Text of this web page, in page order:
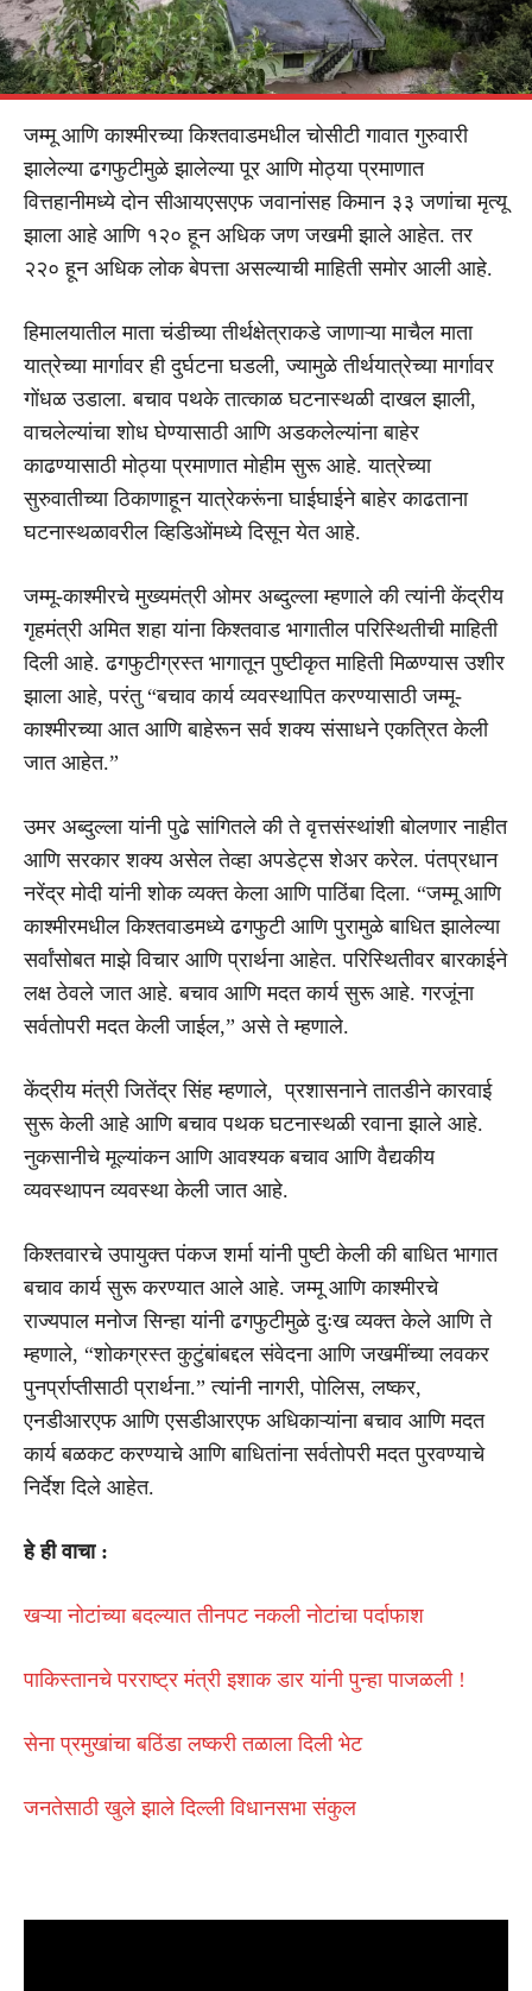
जम्मू आणि काश्मीरच्या किश्तवाडमधील चोसीटी गावात गुरुवारी
झालेल्या ढगफुटीमुळे झालेल्या पूर आणि मोठ्या प्रमाणात
वित्तहानीमध्ये दोन सीआयएसएफ जवानांसह किमान ३३ जणांचा मृत्यू
झाला आहे आणि १२० हून अधिक जण जखमी झाले आहेत. तर
२२० हून अधिक लोक बेपत्ता असल्याची माहिती समोर आली आहे.
हिमालयातील माता चंडीच्या तीर्थक्षेत्राकडे जाणाऱ्या माचैल माता
यात्रेच्या मार्गावर ही दुर्घटना घडली, ज्यामुळे तीर्थयात्रेच्या मार्गावर
गोंधळ उडाला.बचाव पथके तात्काळ घटनास्थळी दाखल झाली,
वाचलेल्यांचा शोध घेण्यासाठी आणि अडकलेल्यांना बाहेर
काढण्यासाठी मोठ्या प्रमाणात मोहीम सुरू आहे.यात्रेच्या
सुरुवातीच्या ठिकाणाहून यात्रेकरूंना घाईघाईने बाहेर काढताना
घटनास्थळावरील व्हिडिओंमध्ये दिसून येत आहे.
जम्मू-काश्मीरचे मुख्यमंत्री ओमर अब्दुल्ला म्हणाले की त्यांनी केंद्रीय
गृहमंत्री अमित शहा यांना किश्तवाड भागातील परिस्थितीची माहिती
दिली आहे. ढगफुटीग्रस्त भागातून पुष्टीकृत माहिती मिळण्यास उशीर
झाला आहे, परंतु “बचाव कार्य व्यवस्थापित करण्यासाठी जम्मू-
काश्मीरच्या आत आणि बाहेरून सर्व शक्य संसाधने एकत्रित केली
जात आहेत.”
उमर अब्दुल्ला यांनी पुढे सांगितले की ते वृत्तसंस्थांशी बोलणार नाहीत
आणि सरकार शक्य असेल तेव्हा अपडेट्स शेअर करेल.पंतप्रधान
नरेंद्र मोदी यांनी शोक व्यक्त केला आणि पाठिंबा दिला. “जम्मू आणि
काश्मीरमधील किश्तवाडमध्ये ढगफुटी आणि पुरामुळे बाधित झालेल्या
सर्वांसोबत माझे विचार आणि प्रार्थना आहेत. परिस्थितीवर बारकाईने
लक्ष ठेवले जात आहे. बचाव आणि मदत कार्य सुरू आहे. गरजूंना
सर्वतोपरी मदत केली जाईल,” असे ते म्हणाले.
केंद्रीय मंत्री जितेंद्र सिंह म्हणाले, प्रशासनाने तातडीने कारवाई
सुरू केली आहे आणि बचाव पथक घटनास्थळी रवाना झाले आहे.
नुकसानीचे मूल्यांकन आणि आवश्यक बचाव आणि वैद्यकीय
व्यवस्थापन व्यवस्था केली जात आहे.
किश्तवारचे उपायुक्त पंकज शर्मा यांनी पुष्टी केली की बाधित भागात
बचाव कार्य सुरू करण्यात आले आहे.जम्मू आणि काश्मीरचे
राज्यपाल मनोज सिन्हा यांनी ढगफुटीमुळे दुःख व्यक्त केले आणि ते
म्हणाले, “शोकग्रस्त कुटुंबांबद्दल संवेदना आणि जखमींच्या लवकर
पुनर्प्राप्तीसाठी प्रार्थना.” त्यांनी नागरी, पोलिस, लष्कर,
एनडीआरएफ आणि एसडीआरएफ अधिकाऱ्यांना बचाव आणि मदत
कार्य बळकट करण्याचे आणि बाधितांना सर्वतोपरी मदत पुरवण्याचे
निर्देश दिले आहेत.
हे ही वाचा :
खऱ्या नोटांच्या बदल्यात तीनपट नकली नोटांचा पर्दाफाश
पाकिस्तानचे परराष्ट्र मंत्री इशाक डार यांनी पुन्हा पाजळली !
सेना प्रमुखांचा बठिंडा लष्करी तळाला दिली भेट
जनतेसाठी खुले झाले दिल्ली विधानसभा संकुल